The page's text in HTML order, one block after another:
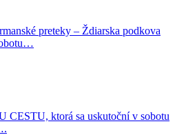
preteky – Ždiarska podkova
CESTU, ktorá sa uskutoční v sobotu